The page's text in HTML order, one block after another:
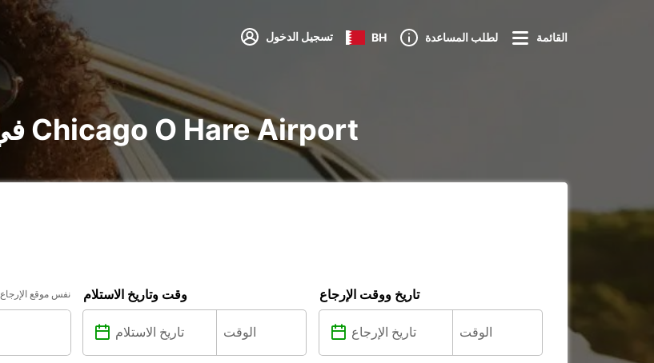
تسجيل الدخول BH لطلب المساعدة القائمة
تأجير voiture و utilitaire في Chicago O Hare Airport
نفس موقع الإرجاع وقت وتاريخ الاستلام تاريخ ووقت الإرجاع